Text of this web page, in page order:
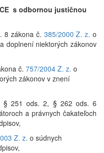
s odbornou justičnou
8 zákona č. 385/2000 Z. z. o
doplnení niektorých zákonov
č. 757/2004 Z. z. o
zákonov v znení
251 ods. 2, § 262 ods. 6
a právnych čakateľoch
Z. z. o súdnych